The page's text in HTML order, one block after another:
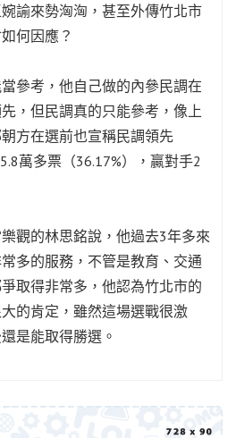
諭來勢洶洶，甚至外傳竹北市
何因應？
參考，他自己做的內參民調在
，但民調真的只能參考，像上
方在選前也宣稱民調領先
萬多票（36.17%），贏對手2
觀的林思銘說，他過去3年多來
多的服務，不管是教育、交通
取得非常多，他認為竹北市的
的肯定，雖然這場選戰很激
是能取得勝選。